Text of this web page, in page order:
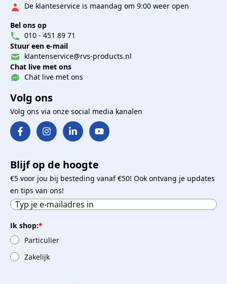
De klanteservice is maandag om 9:00 weer open
Bel ons op
010 - 451 89 71
Stuur een e-mail
klantenservice@rvs-products.nl
Chat live met ons
Chat live met ons
Volg ons
Volg ons via onze social media kanalen
Blijf op de hoogte
€5 voor jou bij besteding vanaf €50! Ook ontvang je updates
en tips van ons!
Ik shop:*
Particulier
Zakelijk